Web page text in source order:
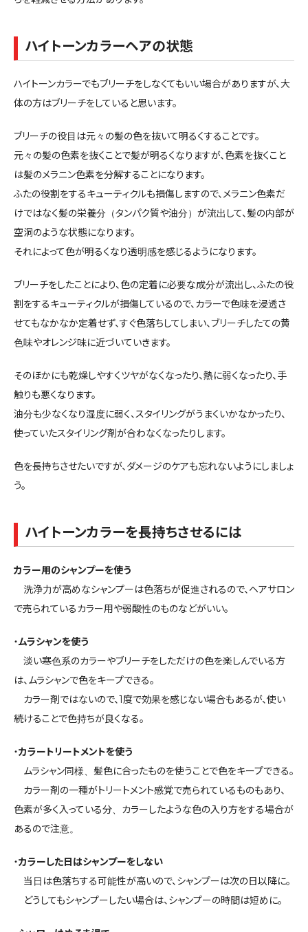
ハイトーンカラーヘアの状態
ハイトーンカラーでもブリーチをしなくてもいい場合がありますが、大
体の方はブリーチをしていると思います。
ブリーチの役目は元々の髪の色を抜いて明るくすることです。
元々の髪の色素を抜くことで髪が明るくなりますが、色素を抜くこと
は髪のメラニン色素を分解することになります。
ふたの役割をするキューティクルも損傷しますので、メラニン色素だ
けではなく髪の栄養分（タンパク質や油分）が流出して、髪の内部が
空洞のような状態になります。
それによって色が明るくなり透明感を感じるようになります。
ブリーチをしたことにより、色の定着に必要な成分が流出し、ふたの役
割をするキューティクルが損傷しているので、カラーで色味を浸透さ
せてもなかなか定着せず、すぐ色落ちしてしまい、ブリーチしたての黄
色味やオレンジ味に近づいていきます。
そのほかにも乾燥しやすくツヤがなくなったり、熱に弱くなったり、手
触りも悪くなります。
油分も少なくなり湿度に弱く、スタイリングがうまくいかなかったり、
使っていたスタイリング剤が合わなくなったりします。
色を長持ちさせたいですが、ダメージのケアも忘れないようにしましょ
う。
ハイトーンカラーを長持ちさせるには
カラー用のシャンプーを使う
洗浄力が高めなシャンプーは色落ちが促進されるので、ヘアサロン
で売られているカラー用や弱酸性のものなどがいい。
・ムラシャンを使う
淡い寒色系のカラーやブリーチをしただけの色を楽しんでいる方
は、ムラシャンで色をキープできる。
カラー剤ではないので、1度で効果を感じない場合もあるが、使い
続けることで色持ちが良くなる。
・カラートリートメントを使う
ムラシャン同様、髪色に合ったものを使うことで色をキープできる。
カラー剤の一種がトリートメント感覚で売られているものもあり、
色素が多く入っている分、カラーしたような色の入り方をする場合が
あるので注意。
・カラーした日はシャンプーをしない
当日は色落ちする可能性が高いので、シャンプーは次の日以降に。
どうしてもシャンプーしたい場合は、シャンプーの時間は短めに。